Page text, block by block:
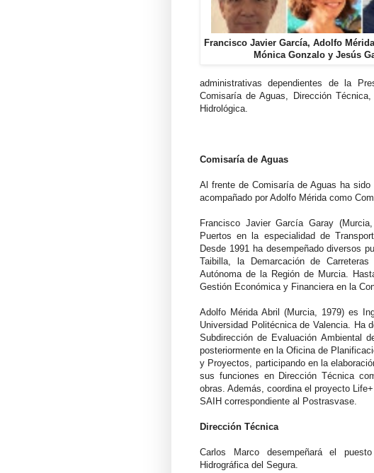
Francisco Javier García, Adolfo
Mónica Gonzalo y Jesús
administrativas dependientes de la
Comisaría de Aguas, Dirección
Hidrológica.
Comisaría de Aguas
Al frente de Comisaría de Aguas ha
acompañado por Adolfo Mérida como
Francisco Javier García Garay
Puertos en la especialidad de
Desde 1991 ha desempeñado diversos
Taibilla, la Demarcación de
Autónoma de la Región de Murcia.
Gestión Económica y Financiera en la
Adolfo Mérida Abril (Murcia, 1979) es
Universidad Politécnica de Valencia. Ha
Subdirección de Evaluación Ambiental
posteriormente en la Oficina de
y Proyectos, participando en la
sus funciones en Dirección Técnica
obras. Además, coordina el proyecto
SAIH correspondiente al Postrasvase.
Dirección Técnica
Carlos Marco desempeñará el
Hidrográfica del Segura.